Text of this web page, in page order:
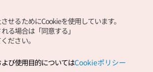
Organization All Rights
せるためにCookieを使用しています。
る場合は「同意する」
ださい。
び使用目的についてはCookieポリシー